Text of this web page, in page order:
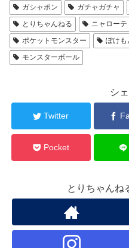
ガシャポン ガチャガチャ
とりちゃんねる
ニャローテ
ポケットモンスター
ぽけも
モンスターボール
シ
Twitter
Pocket
とりちゃんね